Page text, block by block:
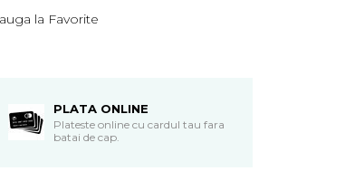
la Favorite
PLATA ONLINE
Plateste online cu cardul tau fara
batai de cap.